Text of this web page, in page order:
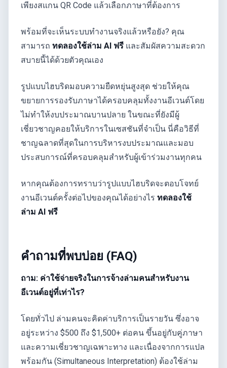
เพียงสแกน QR Code แล้วเลือกภาษาที่ต้องการ
พร้อมที่จะเห็นระบบทำงานจริงแล้วหรือยัง? คุณ
สามารถ ทดลองใช้ล่าม AI ฟรี และสัมผัสความสะดวก
สบายนี้ได้ด้วยตัวคุณเอง
รูปแบบไฮบริดมอบความยืดหยุ่นสูงสุด ช่วยให้คุณ
ขยายการรองรับภาษาได้ครอบคลุมทั้งงานอีเวนต์โดย
ไม่ทำให้งบประมาณบานปลาย ในขณะที่ยังมีผู้
เชี่ยวชาญคอยให้บริการในเซสชันที่จำเป็น นี่คือวิธีที่
ชาญฉลาดที่สุดในการบริหารงบประมาณและมอบ
ประสบการณ์ที่ครอบคลุมสำหรับผู้เข้าร่วมงานทุกคน
หากคุณต้องการทราบว่ารูปแบบไฮบริดจะตอบโจทย์
งานอีเวนต์ครั้งต่อไปของคุณได้อย่างไร ทดลองใช้
ล่าม AI ฟรี
คำถามที่พบบ่อย (FAQ)
ถาม: ค่าใช้จ่ายจริงในการจ้างล่ามคนสำหรับงาน
อีเวนต์อยู่ที่เท่าไร?
โดยทั่วไป ล่ามคนจะคิดค่าบริการเป็นรายวัน ซึ่งอาจ
อยู่ระหว่าง $500 ถึง $1,500+ ต่อคน ขึ้นอยู่กับคู่ภาษา
และความเชี่ยวชาญเฉพาะทาง และเนื่องจากการแปล
พร้อมกัน (Simultaneous Interpretation) ต้องใช้ล่าม